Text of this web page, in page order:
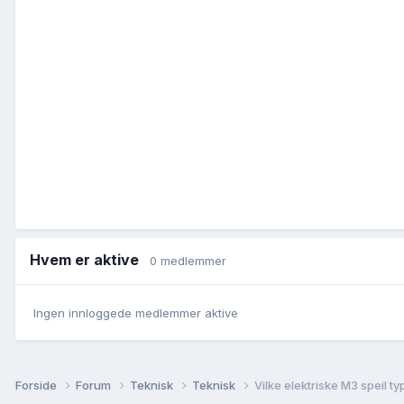
Hvem er aktive 0 medlemmer
Ingen innloggede medlemmer aktive
Forside Forum Teknisk Teknisk Vilke elektriske M3 speil